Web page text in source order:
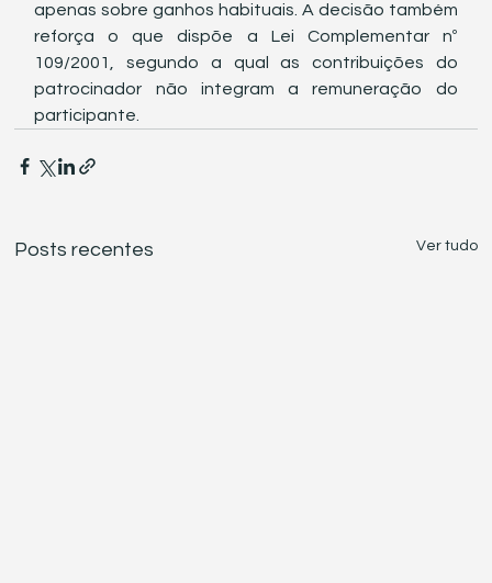
apenas sobre ganhos habituais. A decisão também
reforça o que dispõe a Lei Complementar nº
109/2001, segundo a qual as contribuições do
patrocinador não integram a remuneração do
participante.
Posts recentes Ver tudo